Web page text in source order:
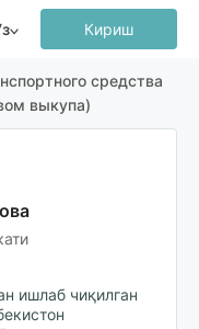
Кириш
средства
выкупа)
ишлаб чиқилган